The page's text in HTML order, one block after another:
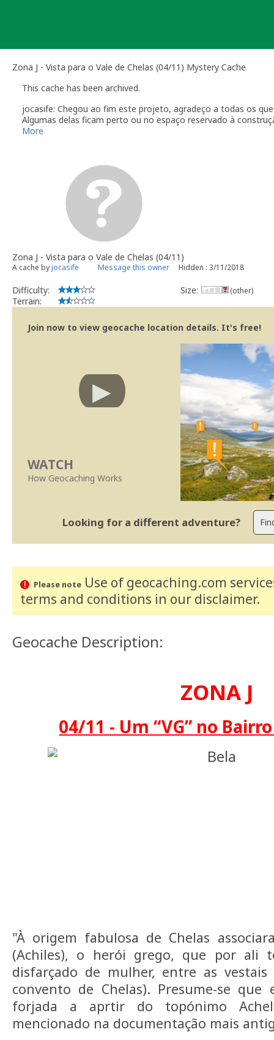
Zona J - Vista para o Vale de Chelas (04/11) Mystery Cache
This cache has been archived.
jocasife: Chegou ao fim este projeto, agradeço a todas os
Algumas delas ficam perto ou no espaço reservado à
coisas teriam de ser mudadas, por outro lado quando fui
More
Zona J - Vista para o Vale de Chelas (04/11)
A cache byjocasife Message this owner Hidden : 3/11/2018
Difficulty:
Terrain:
Size: (other)
Join now to view geocache location details. It's free!
WATCH
How Geocaching Works
Looking for a different adventure?
Please noteUse of geocaching.com
terms and conditions in our disclaimer.
Geocache Description:
ZONA J
04/11 - Um “VG” no
"À origem fabulosa de Chelas
(Achiles), o herói grego, que por ali
disfarçado de mulher, entre as
convento de Chelas). Presume-se que
forjada a aprtir do topónimo
mencionado na documentação mais